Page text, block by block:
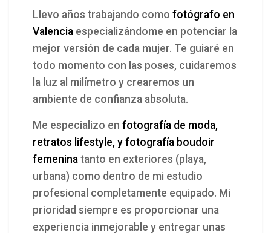
Llevo años trabajando como fotógrafo en
Valencia especializándome en potenciar la
mejor versión de cada mujer. Te guiaré en
todo momento con las poses, cuidaremos
la luz al milímetro y crearemos un
ambiente de confianza absoluta.
Me especializo en fotografía de moda,
retratos lifestyle, y fotografía boudoir
femenina tanto en exteriores (playa,
urbana) como dentro de mi estudio
profesional completamente equipado. Mi
prioridad siempre es proporcionar una
experiencia inmejorable y entregar unas